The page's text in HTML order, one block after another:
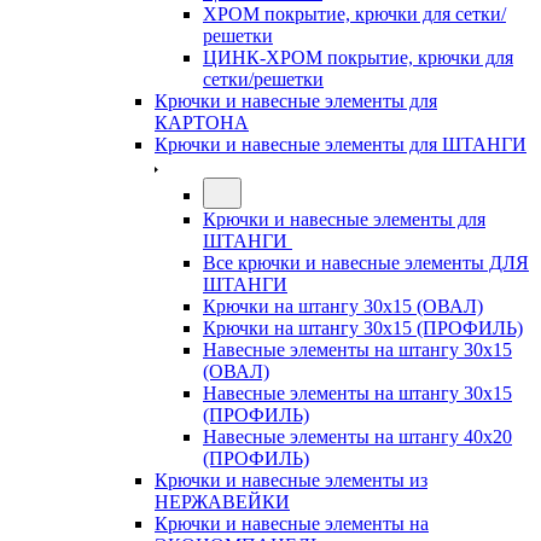
ХРОМ покрытие, крючки для сетки/
решетки
ЦИНК-ХРОМ покрытие, крючки для
сетки/решетки
Крючки и навесные элементы для
КАРТОНА
Крючки и навесные элементы для ШТАНГИ
Крючки и навесные элементы для
ШТАНГИ
Все крючки и навесные элементы ДЛЯ
ШТАНГИ
Крючки на штангу 30х15 (ОВАЛ)
Крючки на штангу 30х15 (ПРОФИЛЬ)
Навесные элементы на штангу 30х15
(ОВАЛ)
Навесные элементы на штангу 30х15
(ПРОФИЛЬ)
Навесные элементы на штангу 40х20
(ПРОФИЛЬ)
Крючки и навесные элементы из
НЕРЖАВЕЙКИ
Крючки и навесные элементы на